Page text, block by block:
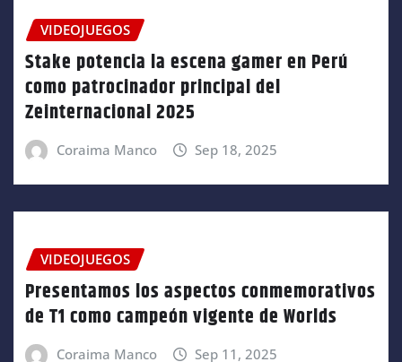
VIDEOJUEGOS
Stake potencia la escena gamer en Perú
como patrocinador principal del
Zeinternacional 2025
Coraima Manco Sep 18, 2025
VIDEOJUEGOS
Presentamos los aspectos conmemorativos
de T1 como campeón vigente de Worlds
Coraima Manco Sep 11, 2025